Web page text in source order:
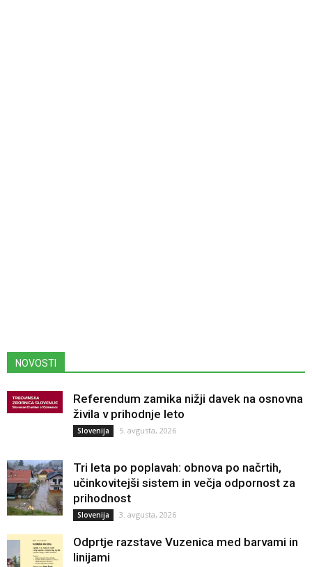
NOVOSTI
Referendum zamika nižji davek na osnovna
živila v prihodnje leto
Slovenija 5. avgusta, 2026
Tri leta po poplavah: obnova po načrtih,
učinkovitejši sistem in večja odpornost za
prihodnost
Slovenija 3. avgusta, 2026
Odprtje razstave Vuzenica med barvami in
linijami